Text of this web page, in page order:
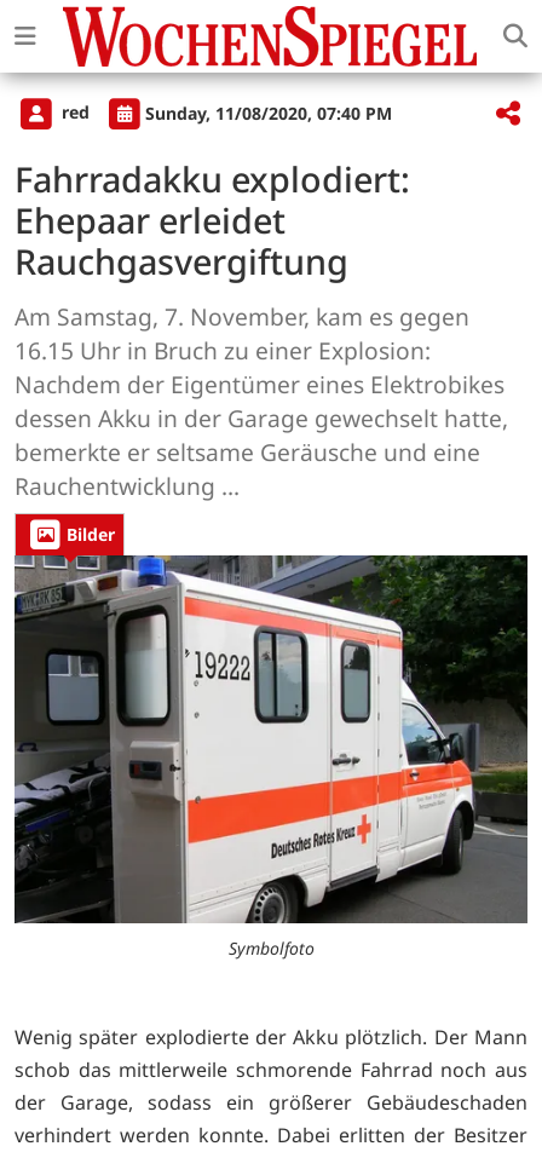
red Sunday, 11/08/2020, 07:40 PM
Fahrradakku explodiert:
Ehepaar erleidet
Rauchgasvergiftung
Am Samstag, 7. November, kam es gegen
16.15 Uhr in Bruch zu einer Explosion:
Nachdem der Eigentümer eines Elektrobikes
dessen Akku in der Garage gewechselt hatte,
bemerkte er seltsame Geräusche und eine
Rauchentwicklung ...
Bilder
Symbolfoto
Wenig später explodierte der Akku plötzlich. Der Mann
schob das mittlerweile schmorende Fahrrad noch aus
der Garage, sodass ein größerer Gebäudeschaden
verhindert werden konnte. Dabei erlitten der Besitzer